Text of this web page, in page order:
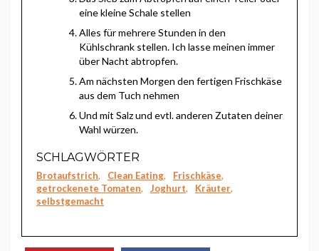
eine kleine Schale stellen
Alles für mehrere Stunden in den
Kühlschrank stellen. Ich lasse meinen immer
über Nacht abtropfen.
Am nächsten Morgen den fertigen Frischkäse
aus dem Tuch nehmen
Und mit Salz und evtl. anderen Zutaten deiner
Wahl würzen.
SCHLAGWÖRTER
Brotaufstrich, Clean Eating, Frischkäse,
getrockenete Tomaten, Joghurt, Kräuter,
selbstgemacht